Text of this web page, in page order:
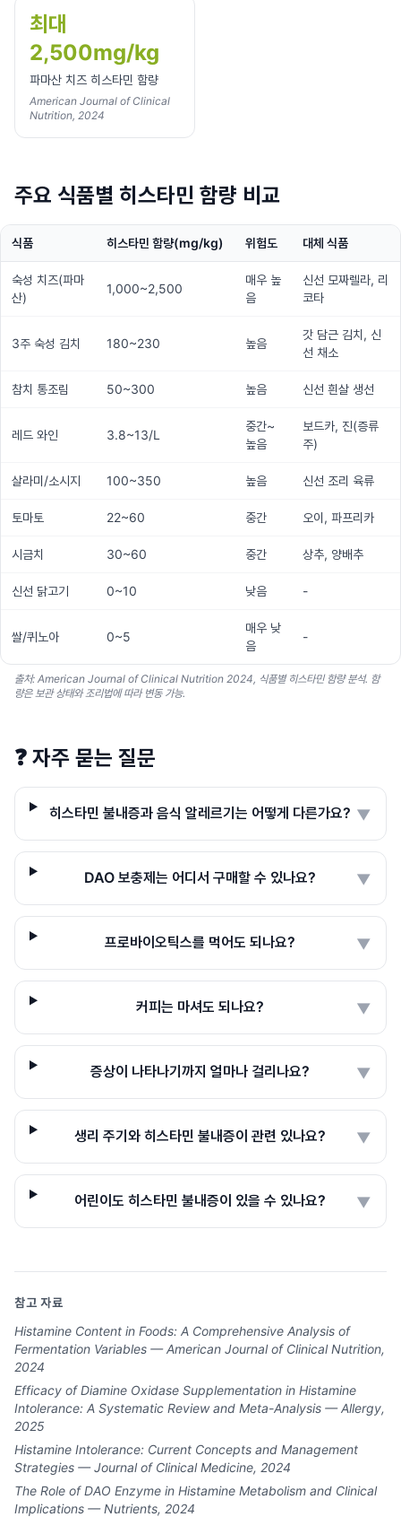
최대
2,500mg/kg
파마산 치즈 히스타민 함량
American Journal of Clinical
Nutrition, 2024
주요 식품별 히스타민 함량 비교
식품 히스타민 함량(mg/kg) 위험도 대체 식품
숙성 치즈(파마
산)
1,000~2,500
매우 높
음
신선 모짜렐라, 리
코타
3주 숙성 김치 180~230 높음
갓 담근 김치, 신
선 채소
참치 통조림 50~300 높음 신선 흰살 생선
레드 와인 3.8~13/L
중간~
높음
보드카, 진(증류
주)
살라미/소시지 100~350 높음 신선 조리 육류
토마토 22~60 중간 오이, 파프리카
시금치 30~60 중간 상추, 양배추
신선 닭고기 0~10 낮음 -
쌀/퀴노아 0~5
매우 낮
음
-
출처: American Journal of Clinical Nutrition 2024, 식품별 히스타민 함량 분석. 함
량은 보관 상태와 조리법에 따라 변동 가능.
❓ 자주 묻는 질문
히스타민 불내증과 음식 알레르기는 어떻게 다른가요? ▼
DAO 보충제는 어디서 구매할 수 있나요? ▼
프로바이오틱스를 먹어도 되나요? ▼
커피는 마셔도 되나요? ▼
증상이 나타나기까지 얼마나 걸리나요? ▼
생리 주기와 히스타민 불내증이 관련 있나요? ▼
어린이도 히스타민 불내증이 있을 수 있나요? ▼
참고 자료
Histamine Content in Foods: A Comprehensive Analysis of
Fermentation Variables — American Journal of Clinical Nutrition,
2024
Efficacy of Diamine Oxidase Supplementation in Histamine
Intolerance: A Systematic Review and Meta-Analysis — Allergy,
2025
Histamine Intolerance: Current Concepts and Management
Strategies — Journal of Clinical Medicine, 2024
The Role of DAO Enzyme in Histamine Metabolism and Clinical
Implications — Nutrients, 2024